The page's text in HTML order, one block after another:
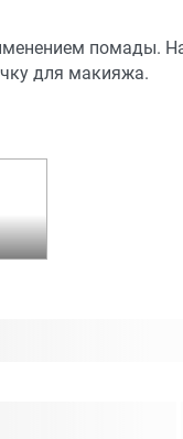
помады.
для макияжа.